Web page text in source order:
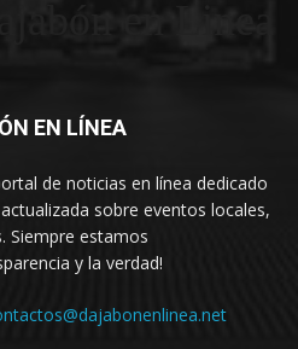
EN LÍNEA
de noticias en línea dedicado
sobre eventos locales,
Siempre estamos
y la verdad!